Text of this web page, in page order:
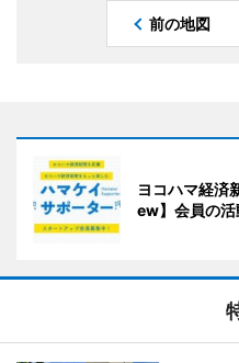
前の地図
ヨコハマ経済
ew】会員の